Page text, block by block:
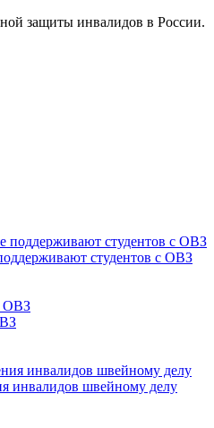
защиты инвалидов в России.
студентов с ОВЗ
инвалидов швейному делу